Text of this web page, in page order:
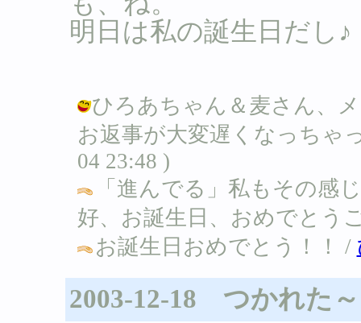
明日は私の誕生日だし♪
ひろあちゃん＆麦さん、
お返事が大変遅くなっちゃ
04 23:48 )
「進んでる」私もその感
好、お誕生日、おめでとう
お誕生日おめでとう！！ /
2003-12-18 つかれた